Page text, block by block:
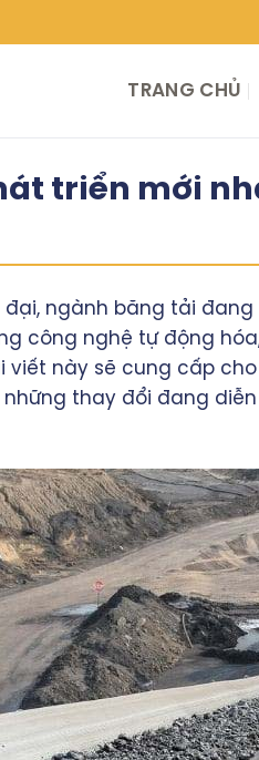
TRANG CHỦ
triển mới
ngành băng tải
công nghệ tự động
viết này sẽ cung cấp
những thay đổi đang